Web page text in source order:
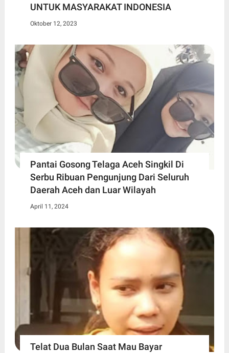
UNTUK MASYARAKAT INDONESIA
Oktober 12, 2023
Pantai Gosong Telaga Aceh Singkil Di
Serbu Ribuan Pengunjung Dari Seluruh
Daerah Aceh dan Luar Wilayah
April 11, 2024
Telat Dua Bulan Saat Mau Bayar